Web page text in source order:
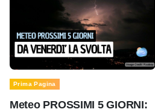
Prima Pagina
Meteo PROSSIMI 5 GIORNI: